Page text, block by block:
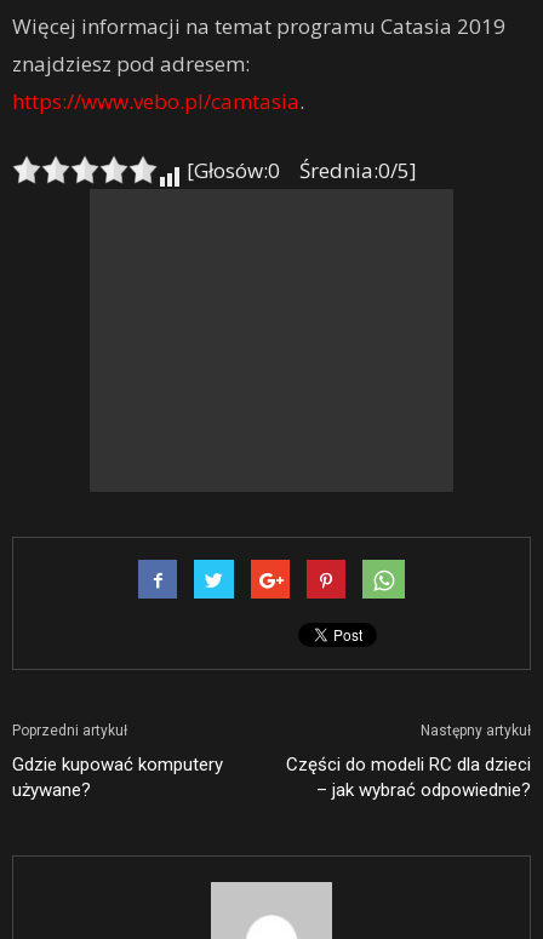
Więcej informacji na temat programu Catasia 2019
znajdziesz pod adresem:
https://www.vebo.pl/camtasia.
[Głosów:0 Średnia:0/5]
Poprzedni artykuł
Gdzie kupować komputery
używane?
Następny artykuł
Części do modeli RC dla dzieci
– jak wybrać odpowiednie?